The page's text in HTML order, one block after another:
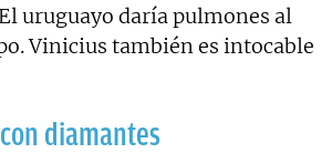
uruguayo daría pulmones al
Vinicius también es intocable
diamantes